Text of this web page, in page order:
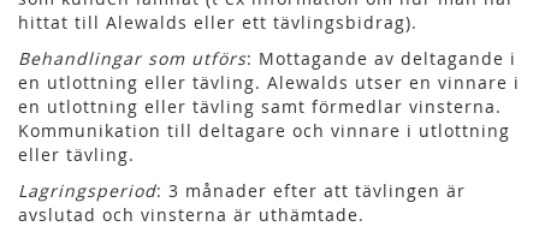
hittat till Alewalds eller ett tävlingsbidrag).
Behandlingar som utförs: Mottagande av deltagande i
en utlottning eller tävling. Alewalds utser en vinnare i
en utlottning eller tävling samt förmedlar vinsterna.
Kommunikation till deltagare och vinnare i utlottning
eller tävling.
Lagringsperiod: 3 månader efter att tävlingen är
avslutad och vinsterna är uthämtade.